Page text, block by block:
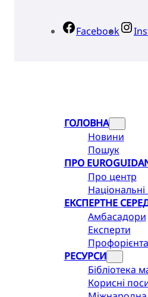
Facebook
ГОЛОВНА
Новини
Пошук
ПРО
Про центр
ЕКСПЕРТНЕ
Амбасадори
Експерти
РЕСУРСИ
Бібліотека
Корисні